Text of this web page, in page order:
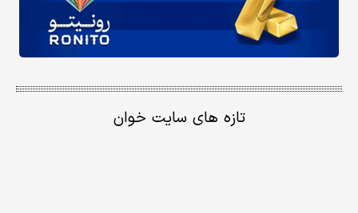
تازه های سایت خوان